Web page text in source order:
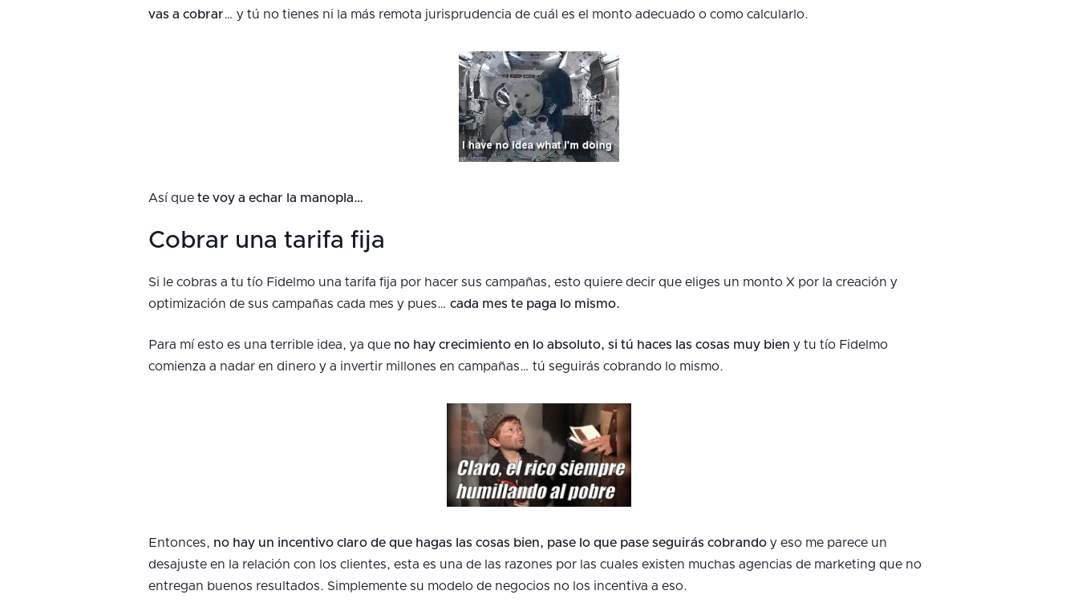
vas a cobrar… y tú no tienes ni la más remota jurisprudencia de cuál es el monto adecuado o como calcularlo.
Así que te voy a echar la manopla…
Cobrar una tarifa fija
Si le cobras a tu tío Fidelmo una tarifa fija por hacer sus campañas, esto quiere decir que eliges un monto X por la creación y
optimización de sus campañas cada mes y pues… cada mes te paga lo mismo.
Para mí esto es una terrible idea, ya que no hay crecimiento en lo absoluto, si tú haces las cosas muy bien y tu tío Fidelmo
comienza a nadar en dinero y a invertir millones en campañas… tú seguirás cobrando lo mismo.
Entonces, no hay un incentivo claro de que hagas las cosas bien, pase lo que pase seguirás cobrandoy eso me parece un
desajuste en la relación con los clientes, esta es una de las razones por las cuales existen muchas agencias de marketing que no
entregan buenos resultados. Simplemente su modelo de negocios no los incentiva a eso.